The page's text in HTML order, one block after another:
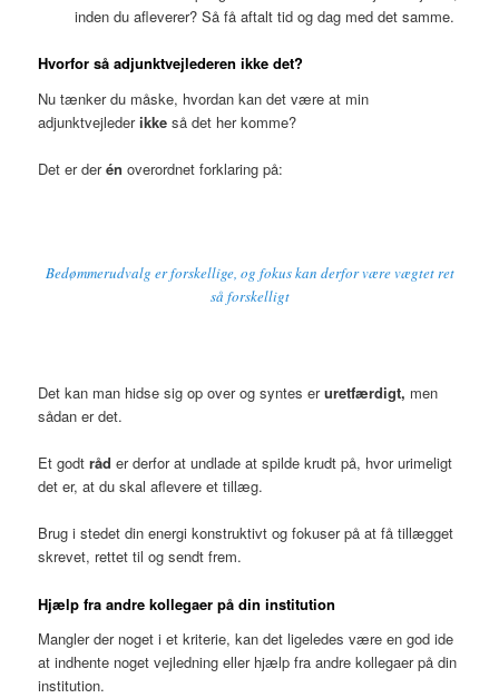
inden du afleverer? Så få aftalt tid og dag med det samme.
Hvorfor så adjunktvejlederen ikke det?
Nu tænker du måske, hvordan kan det være at min
adjunktvejlederikkeså det her komme?
Det er derén overordnet forklaring på:
Bedømmerudvalg er forskellige, og fokus kan derfor være vægtet ret
så forskelligt
Det kan man hidse sig op over og syntes eruretfærdigt, men
sådan er det.
Et godtråd er derfor at undlade at spilde krudt på, hvor urimeligt
det er, at du skal aflevere et tillæg.
Brug i stedet din energi konstruktivt og fokuser på at få tillægget
skrevet, rettet til og sendt frem.
Hjælp fra andre kollegaer på din institution
Mangler der noget i et kriterie, kan det ligeledes være en god ide
at indhente noget vejledning eller hjælp fra andre kollegaer på din
institution.